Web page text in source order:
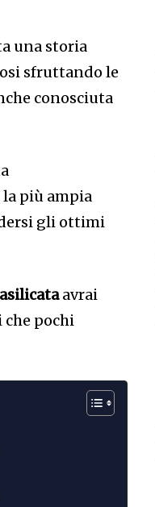
una storia
sfruttando le
conosciuta
la più ampia
gli ottimi
avrai
che pochi